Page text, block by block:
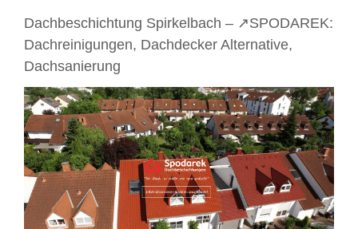
Dachbeschichtung Spirkelbach – ↗️SPODAREK:
Dachreinigungen, Dachdecker Alternative,
Dachsanierung